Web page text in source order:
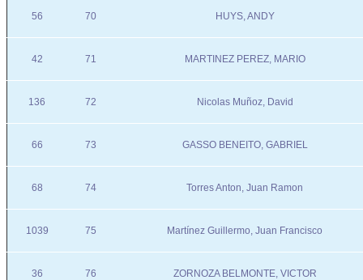
56 70 HUYS, ANDY
42 71 MARTINEZ PEREZ, MARIO
136 72 Nicolas Muñoz, David
66 73 GASSO BENEITO, GABRIEL
68 74 Torres Anton, Juan Ramon
1039 75 Martínez Guillermo, Juan Francisco
36 76 ZORNOZA BELMONTE, VICTOR